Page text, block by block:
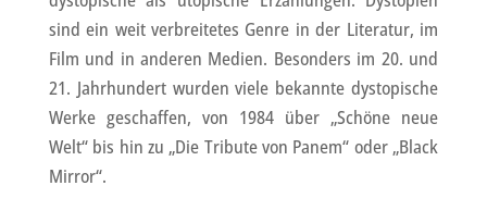
sind ein weit verbreitetes Genre in der Literatur, im
Film und in anderen Medien. Besonders im 20. und
21. Jahrhundert wurden viele bekannte dystopische
Werke geschaffen, von 1984 über „Schöne neue
Welt“ bis hin zu „Die Tribute von Panem“ oder „Black
Mirror“.